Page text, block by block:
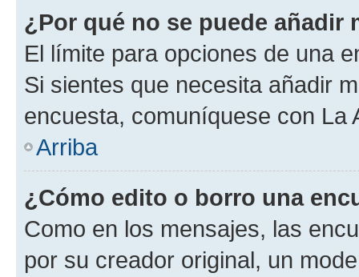
¿Por qué no se puede añadir
El límite para opciones de una
Si sientes que necesita añadir
encuesta, comuníquese con La
Arriba
¿Cómo edito o borro una
Como en los mensajes, las
por su creador original, un